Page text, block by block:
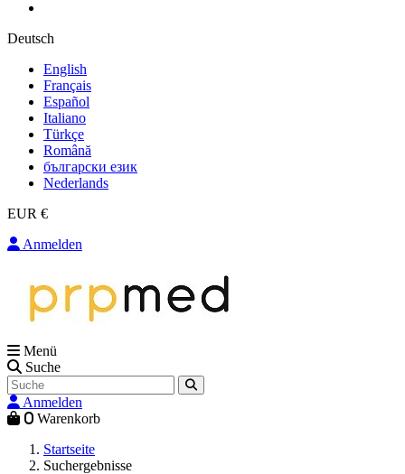
Deutsch
English
Français
Español
Italiano
Türkçe
Română
български език
Nederlands
EUR €
Anmelden
Menü
Suche
Anmelden
0 Warenkorb
Startseite
Suchergebnisse